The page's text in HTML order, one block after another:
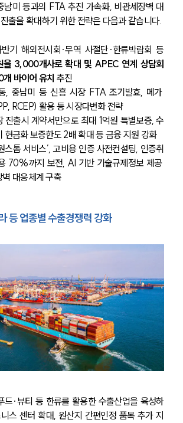
남미 등과의 FTA 추진 가속화, 비관세장벽 대
출을 확대하기 위한 전략은 다음과 같습니다.
기 해외전시회·무역 사절단·한류박람회 등
을 3,000개사로 확대 및 APEC 연계 상담회
바이어 유치 추진
, 중남미 등 신흥 시장 FTA 조기발효, 메가
RCEP) 활용 등 시장다변화 전략
진출시 계약서만으로 최대 1억원 특별보증, 수
현금화 보증한도 2배 확대 등 금융 지원 강화
스톱 서비스’, 고비용 인증 사전컨설팅, 인증취
70%까지 보전, AI 기반 기술규제정보 제공
대응체계 구축
등 업종별 수출경쟁력 강화
·뷰티 등 한류를 활용한 수출산업을 육성하
스 센터 확대, 원산지 간편인정 품목 추가 지